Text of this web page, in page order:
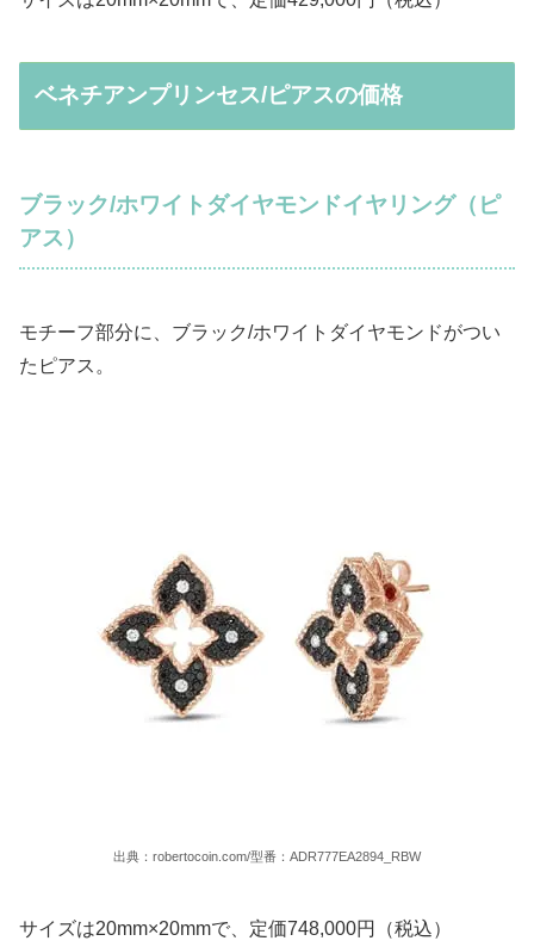
ベネチアンプリンセス/ピアスの価格
ブラック/ホワイトダイヤモンドイヤリング（ピ
アス）
モチーフ部分に、ブラック/ホワイトダイヤモンドがつい
たピアス。
出典：robertocoin.com/型番：ADR777EA2894_RBW
サイズは20mm×20mmで、定価748,000円（税込）